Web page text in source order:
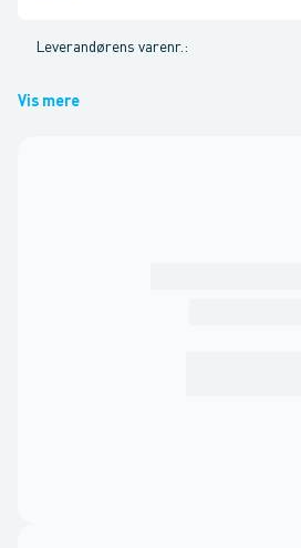
Leverandørens varenr. :
Vis mere